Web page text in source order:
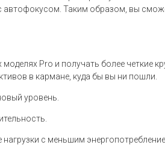
автофокусом. Таким образом, вы
Pro и получать более четкие
в кармане, куда бы вы ни пошли.
уровень.
с меньшим